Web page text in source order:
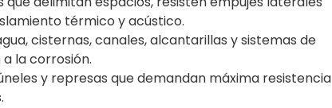
térmico y acústico.
cisternas, canales, alcantarillas y sistemas de
la corrosión.
y represas que demandan máxima resistencia